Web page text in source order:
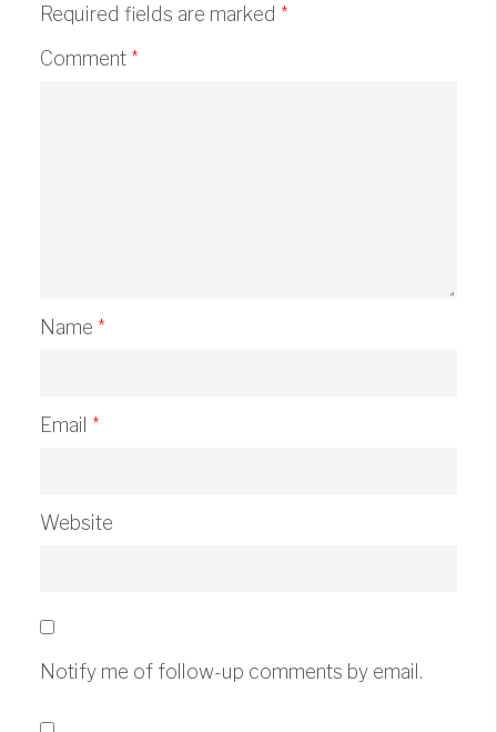
Required fields are marked *
Comment *
Name *
Email *
Website
Notify me of follow-up comments by email.